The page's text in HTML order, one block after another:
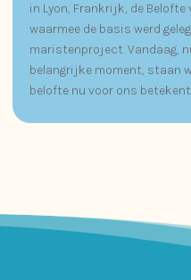
in Lyon, Frankrijk, de Belofte
waarmee de basis werd
maristenproject. Vandaag,
belangrijke moment, staan
belofte nu voor ons